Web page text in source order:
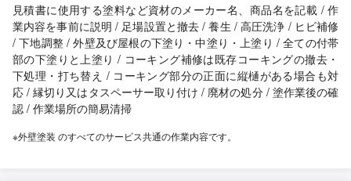
見積書に使用する塗料など資材のメーカー名、商品名を記載 / 作
業内容を事前に説明 / 足場設置と撤去 / 養生 / 高圧洗浄 / ヒビ補修
/ 下地調整 / 外壁及び屋根の下塗り・中塗り・上塗り / 全ての付帯
部の下塗りと上塗り / コーキング補修は既存コーキングの撤去・
下処理・打ち替え / コーキング部分の正面に縦樋がある場合も対
応 / 縁切り又はタスペーサー取り付け / 廃材の処分 / 塗作業後の確
認 / 作業場所の簡易清掃
※外壁塗装 のすべてのサービス共通の作業内容です。